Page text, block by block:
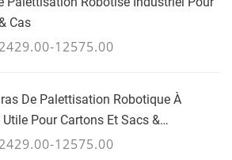
Cas
12575.00
De Palettisation Robotique À
Utile Pour Cartons Et Sacs &
En Vrac - JUILLET
12575.00